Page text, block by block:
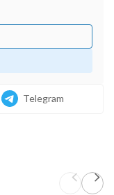
Telegram